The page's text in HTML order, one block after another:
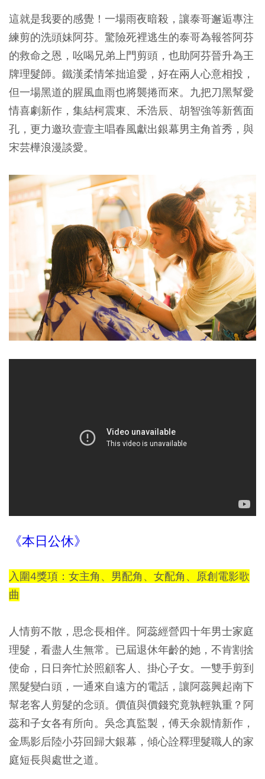
這就是我要的感覺！一場雨夜暗殺，讓泰哥邂逅專注
練剪的洗頭妹阿芬。驚險死裡逃生的泰哥為報答阿芬
的救命之恩，吆喝兄弟上門剪頭，也助阿芬晉升為王
牌理髮師。鐵漢柔情笨拙追愛，好在兩人心意相投，
但一場黑道的腥風血雨也將襲捲而來。九把刀黑幫愛
情喜劇新作，集結柯震東、禾浩辰、胡智強等新舊面
孔，更力邀玖壹壹主唱春風獻出銀幕男主角首秀，與
宋芸樺浪漫談愛。
《本日公休》
入圍4獎項：女主角、男配角、女配角、原創電影歌
曲
人情剪不散，思念長相伴。阿蕊經營四十年男士家庭
理髮，看盡人生無常。已屆退休年齡的她，不肯割捨
使命，日日奔忙於照顧客人、掛心子女。一雙手剪到
黑髮變白頭，一通來自遠方的電話，讓阿蕊興起南下
幫老客人剪髮的念頭。價值與價錢究竟孰輕孰重？阿
蕊和子女各有所向。吳念真監製，傅天余親情新作，
金馬影后陸小芬回歸大銀幕，傾心詮釋理髮職人的家
庭短長與處世之道。